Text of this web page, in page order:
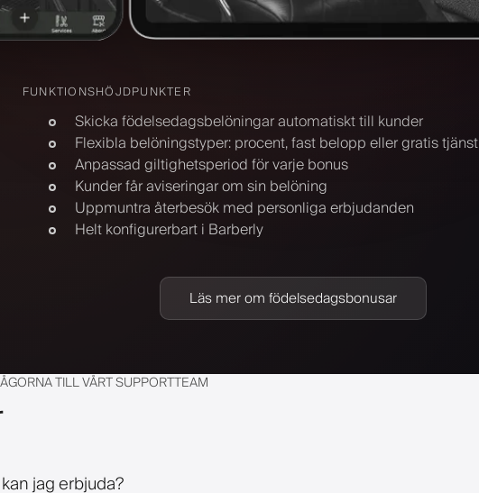
FUNKTIONSHÖJDPUNKTER
Skicka födelsedagsbelöningar automatiskt till kunder
Flexibla belöningstyper: procent, fast belopp eller gratis tjänst
Anpassad giltighetsperiod för varje bonus
Kunder får aviseringar om sin belöning
Uppmuntra återbesök med personliga erbjudanden
Helt konfigurerbart i Barberly
Läs mer om födelsedagsbonusar
TILL VÅRT SUPPORTTEAM
jag erbjuda?